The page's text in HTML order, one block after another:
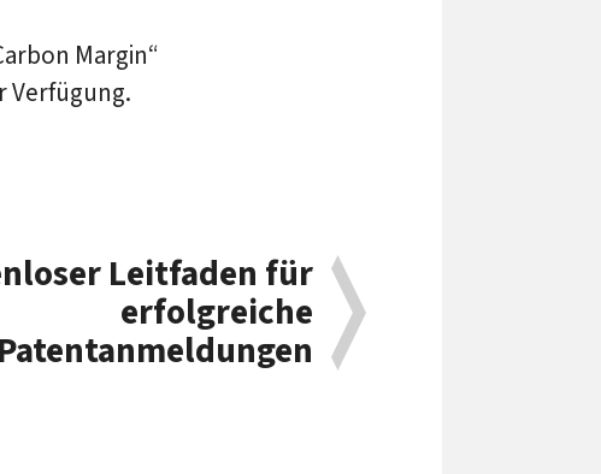
Margin“
Verfügung.
Leitfaden für
erfolgreiche
Patentanmeldungen